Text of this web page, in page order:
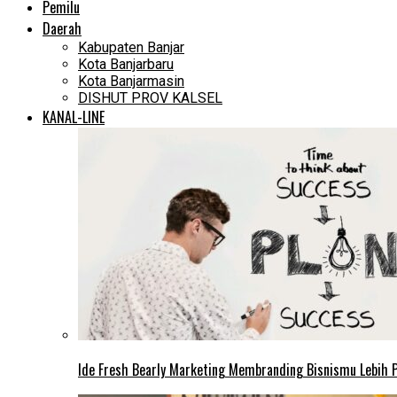
Pemilu
Daerah
Kabupaten Banjar
Kota Banjarbaru
Kota Banjarmasin
DISHUT PROV KALSEL
KANAL-LINE
Ide Fresh Bearly Marketing Membranding Bisnismu Lebih